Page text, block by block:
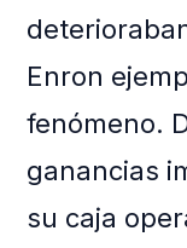
Enron
fenómeno.
ganancias
su caja